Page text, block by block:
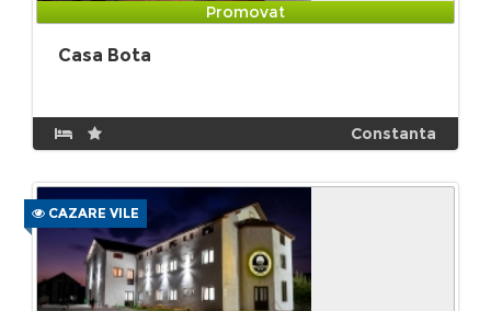
Promovat
Casa Bota
Constanta
CAZARE VILE